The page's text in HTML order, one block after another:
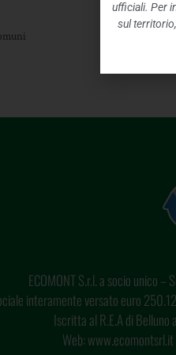
ECOMONT S.r.l. a socio unico
interamente versato euro
Iscritta al R.E.A di
Web:
ufficiali. Per
sul